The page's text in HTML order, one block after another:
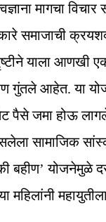
मागचा
समाजाची
याला आणखी
गुंतले आहेत. या
पैसे जमा होऊ
सामाजिक
बहीण’ योजनेमुळे
महिलांनी